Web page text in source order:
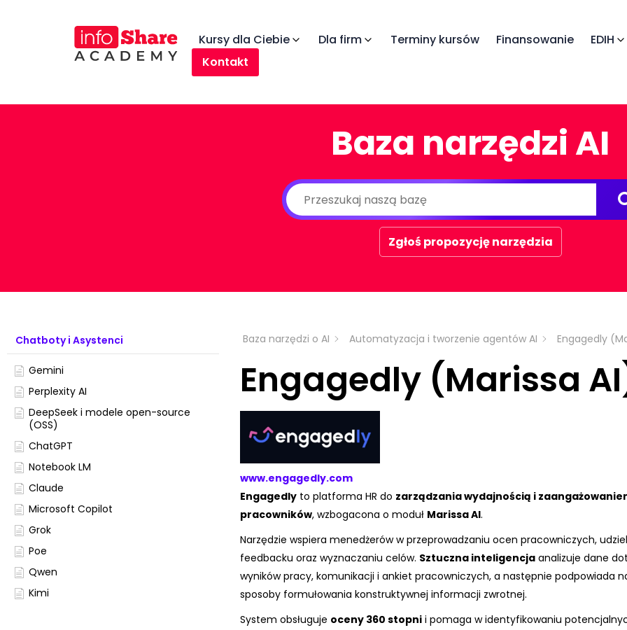
Kursy dla Ciebie Dla firm Terminy kursów Finansowanie EDIH
Kontakt
Baza narzędzi AI
Zgłoś propozycję narzędzia
Chatboty i Asystenci
Gemini
Perplexity AI
DeepSeek i modele open-source
(OSS)
ChatGPT
Notebook LM
Claude
Microsoft Copilot
Grok
Poe
Qwen
Kimi
Baza narzędzi o AI Automatyzacja i tworzenie agentów AI Engagedly
Engagedly (Marissa
www.engagedly.com
Engagedlyto platforma HR do zarządzania wydajnością i
pracowników, wzbogacona o moduł Marissa AI.
Narzędzie wspiera menedżerów w przeprowadzaniu ocen pracowniczych,
feedbacku oraz wyznaczaniu celów. Sztuczna inteligencjaanalizuje dane
wyników pracy, komunikacji i ankiet pracowniczych, a następnie podpowiada
sposoby formułowania konstruktywnej informacji zwrotnej.
System obsługuje oceny 360 stopnii pomaga w identyfikowaniu